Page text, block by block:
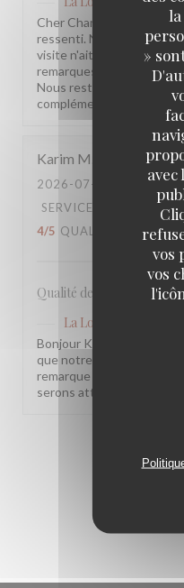
»
avec
vos
vos
Cher Charles, Merci
ressenti. Nous sommes
visite n'ait pas été à la
remarques sont
Nous restons à votre
complémentaire. L'équipe
Karim M
2026-07-17
- 20:30 -
SERVICE
4/5 QUALITÉ / PRIX: 3/
Qualité des plats, cadre
La Lorraine
a
Bonjour Karim, Merci
que notre équipe et
remarque sur le rapport
serons attentifs. À très